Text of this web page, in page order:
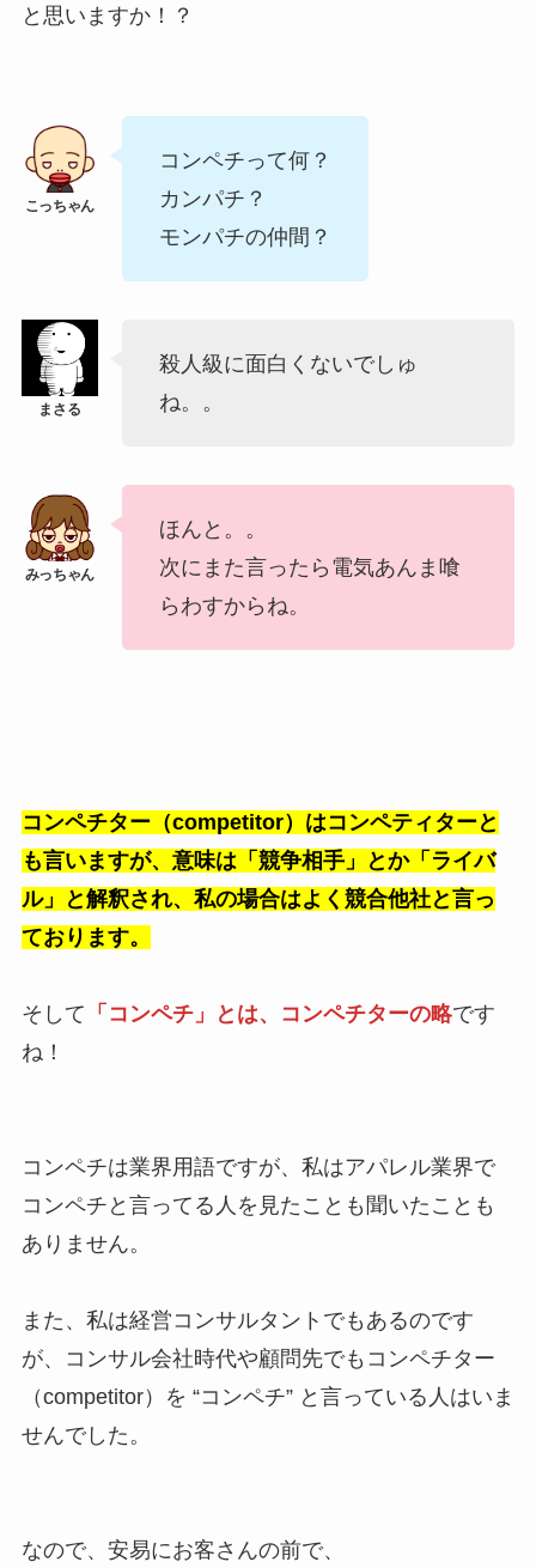
と思いますか！？
コンペチって何？
カンパチ？
モンパチの仲間？
殺人級に面白くないでしゅ
ね。。
ほんと。。
次にまた言ったら電気あんま喰
らわすからね。
コンペチター（competitor）はコンペティターと
も言いますが、意味は「競争相手」とか「ライバ
ル」と解釈され、私の場合はよく競合他社と言っ
ております。
そして 「コンペチ」とは、コンペチターの略です
ね！
コンペチは業界用語ですが、私はアパレル業界で
コンペチと言ってる人を見たことも聞いたことも
ありません。
また、私は経営コンサルタントでもあるのです
が、コンサル会社時代や顧問先でもコンペチター
（competitor）を “コンペチ” と言っている人はいま
せんでした。
なので、安易にお客さんの前で、